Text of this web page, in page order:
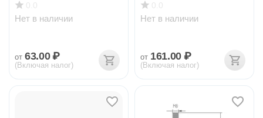
Нет в наличии
от 63.00 ₽
(Включая налог)
Нет в наличии
от 161.00 ₽
(Включая налог)